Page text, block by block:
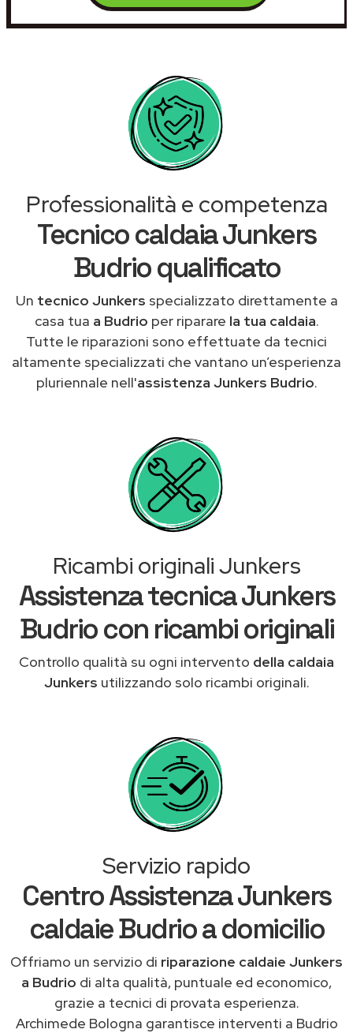
Professionalità e competenza
Tecnico caldaia Junkers
Budrio qualificato
Un tecnico Junkers specializzato direttamente a
casa tua a Budrio per riparare la tua caldaia.
Tutte le riparazioni sono effettuate da tecnici
altamente specializzati che vantano un’esperienza
pluriennale nell'assistenza Junkers Budrio.
Ricambi originali Junkers
Assistenza tecnica Junkers
Budrio con ricambi originali
Controllo qualità su ogni intervento della caldaia
Junkers utilizzando solo ricambi originali.
Servizio rapido
Centro Assistenza Junkers
caldaie Budrio a domicilio
Offriamo un servizio di riparazione caldaie Junkers
a Budrio di alta qualità, puntuale ed economico,
grazie a tecnici di provata esperienza.
Archimede Bologna garantisce interventi a Budrio